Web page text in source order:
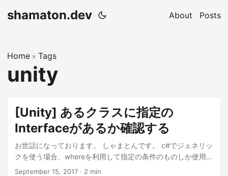
shamaton.dev About Posts
Home » Tags
unity
[Unity] あるクラスに指定の
Interfaceがあるか確認する
お世話になっております。 しゃまとんです。 c#でジェネリッ
クを使う場合、whereを利用して指定の条件のものしか使用で
きないようにしますよね。下記みたいな。 ...
September 15, 2017 · 2 min